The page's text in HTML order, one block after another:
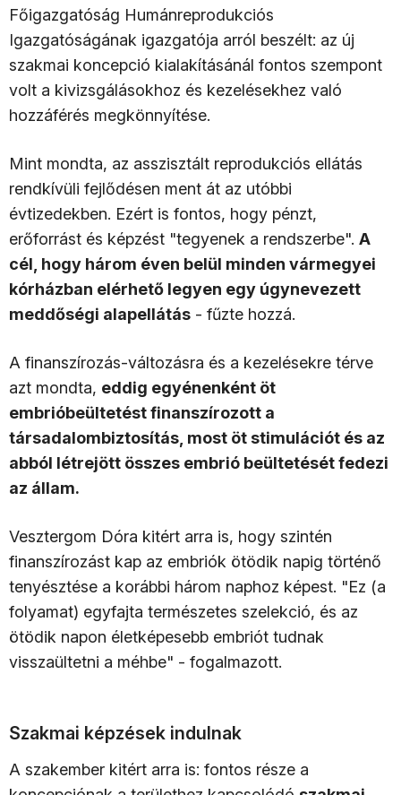
Főigazgatóság Humánreprodukciós
Igazgatóságának igazgatója arról beszélt: az új
szakmai koncepció kialakításánál fontos szempont
volt a kivizsgálásokhoz és kezelésekhez való
hozzáférés megkönnyítése.
Mint mondta, az asszisztált reprodukciós ellátás
rendkívüli fejlődésen ment át az utóbbi
évtizedekben. Ezért is fontos, hogy pénzt,
erőforrást és képzést "tegyenek a rendszerbe". A
cél, hogy három éven belül minden vármegyei
kórházban elérhető legyen egy úgynevezett
meddőségi alapellátás - fűzte hozzá.
A finanszírozás-változásra és a kezelésekre térve
azt mondta, eddig egyénenként öt
embrióbeültetést finanszírozott a
társadalombiztosítás, most öt stimulációt és az
abból létrejött összes embrió beültetését fedezi
az állam.
Vesztergom Dóra kitért arra is, hogy szintén
finanszírozást kap az embriók ötödik napig történő
tenyésztése a korábbi három naphoz képest. "Ez (a
folyamat) egyfajta természetes szelekció, és az
ötödik napon életképesebb embriót tudnak
visszaültetni a méhbe" - fogalmazott.
Szakmai képzések indulnak
A szakember kitért arra is: fontos része a